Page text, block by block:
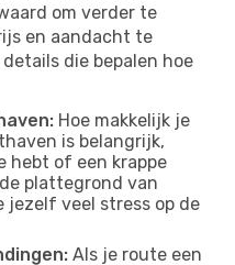
om verder te
en aandacht te
die bepalen hoe
Hoe makkelijk je
is belangrijk,
hebt of een krappe
plattegrond van
jezelf veel stress op de
Als je route een